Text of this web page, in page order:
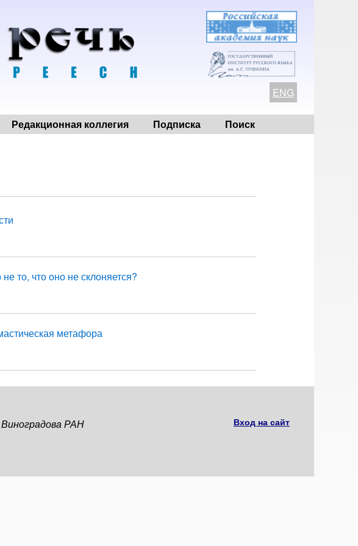
ENG
Редакционная коллегия Подписка Поиск
то, что оно не склоняется?
метафора
РАН
Вход на сайт